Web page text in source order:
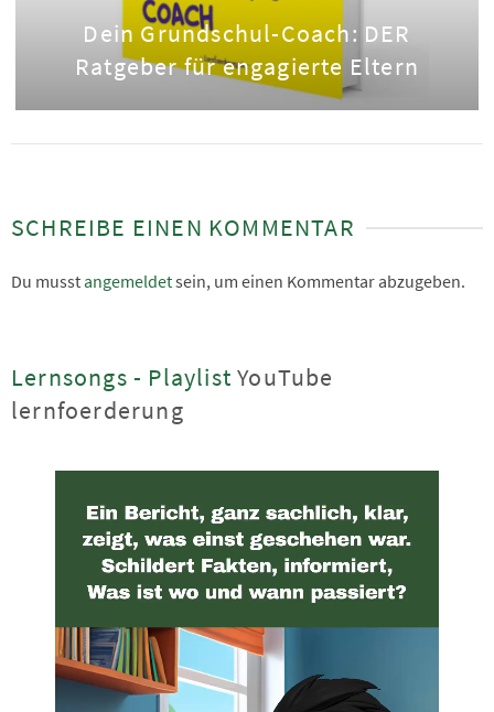
Dein Grundschul-Coach: DER
Ratgeber für engagierte Eltern
SCHREIBE EINEN KOMMENTAR
Du musstangemeldetsein, um einen Kommentar abzugeben.
Lernsongs - PlaylistYouTube
lernfoerderung